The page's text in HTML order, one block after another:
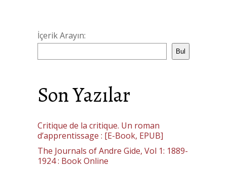
İçerik Arayın:
Bul
Son Yazılar
Critique de la critique. Un roman
d’apprentissage : [E-Book, EPUB]
The Journals of Andre Gide, Vol 1: 1889-
1924 : Book Online